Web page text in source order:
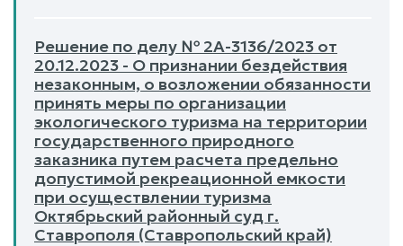
Решение по делу № 2А-3136/2023 от
20.12.2023 - О признании бездействия
незаконным, о возложении обязанности
принять меры по организации
экологического туризма на территории
государственного природного
заказника путем расчета предельно
допустимой рекреационной емкости
при осуществлении туризма
Октябрьский районный суд г.
Ставрополя (Ставропольский край)